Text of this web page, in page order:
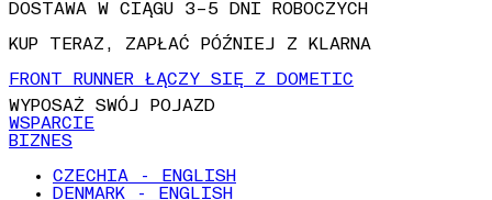
DOSTAWA W CIĄGU 3–5 DNI ROBOCZYCH
KUP TERAZ, ZAPŁAĆ PÓŹNIEJ Z KLARNA
FRONT RUNNER ŁĄCZY SIĘ Z DOMETIC
WYPOSAŻ SWÓJ POJAZD
WSPARCIE
BIZNES
CZECHIA - ENGLISH
DENMARK - ENGLISH